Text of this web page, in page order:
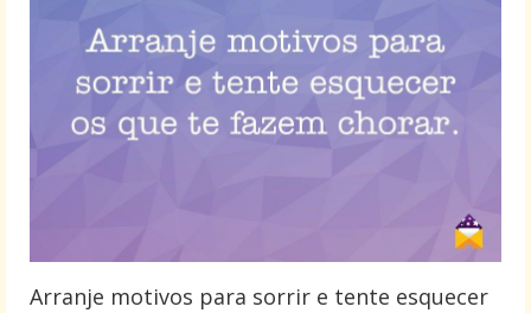
Arranje motivos para sorrir e tente esquecer